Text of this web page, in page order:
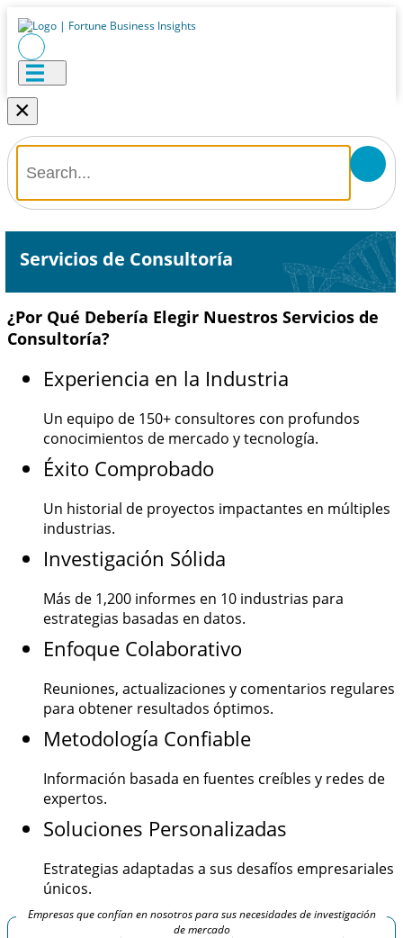
×
Servicios de Consultoría
¿Por Qué Debería Elegir Nuestros Servicios de
Consultoría?
Experiencia en la Industria
Un equipo de 150+ consultores con profundos
conocimientos de mercado y tecnología.
Éxito Comprobado
Un historial de proyectos impactantes en múltiples
industrias.
Investigación Sólida
Más de 1,200 informes en 10 industrias para
estrategias basadas en datos.
Enfoque Colaborativo
Reuniones, actualizaciones y comentarios regulares
para obtener resultados óptimos.
Metodología Confiable
Información basada en fuentes creíbles y redes de
expertos.
Soluciones Personalizadas
Estrategias adaptadas a sus desafíos empresariales
únicos.
Empresas que confían en nosotros para sus necesidades de investigación
de mercado